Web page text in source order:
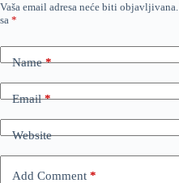
Vaša email adresa neće biti objavljivana.
sa *
Name*
Email*
Website
Add Comment *